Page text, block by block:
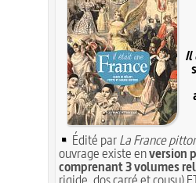
Il
Édité parLa France
ouvrage existe enversion
comprenant 3 volumes